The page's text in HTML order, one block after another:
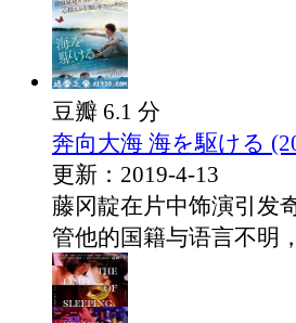
豆瓣 6.1 分
奔向大海 海を駆ける
更新：2019-4-13
藤冈靛在片中饰演引发
管他的国籍与语言不明